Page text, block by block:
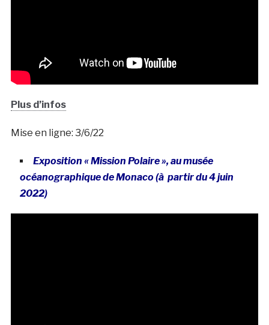
Plus d’infos
Mise en ligne: 3/6/22
Exposition « Mission Polaire », au musée
océanographique de Monaco (à partir du 4 juin
2022)